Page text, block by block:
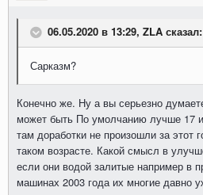
06.05.2020 в 13:29, ZLA сказал:
Сарказм?
Конечно же. Ну а вы серьезно
может быть По умолчанию лучше 17
там доработки не произошли за этот
таком возрасте. Какой смысл в
если они водой залитые например в
машинах 2003 года их многие давно